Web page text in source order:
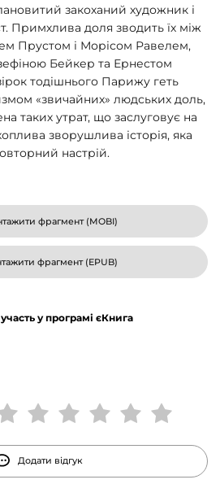
закоханий художник і
Примхлива доля зводить їх між
Прустом і Морісом Равелем,
Бейкер та Ернестом
тодішнього Парижу геть
«звичайних» людських доль,
таких утрат, що заслуговує на
зворушлива історія, яка
настрій.
фрагмент (MOBI)
фрагмент (EPUB)
у програмі єКнига
Додати відгук